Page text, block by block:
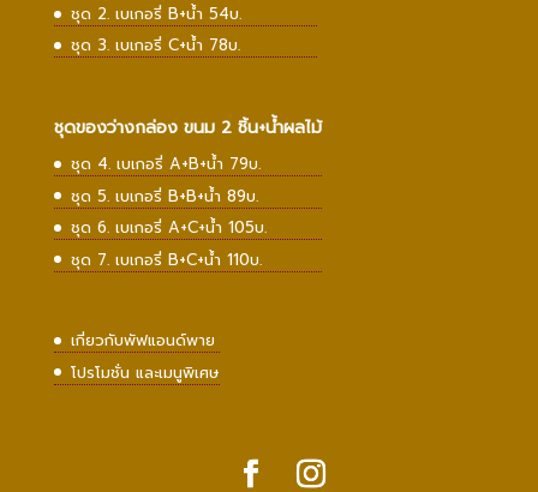
ชุด 2. เบเกอรี่ B+น้ำ 54บ.
ชุด 3. เบเกอรี่ C+น้ำ 78บ.
ชุดของว่างกล่อง ขนม 2 ชิ้น+น้ำผลไม้
ชุด 4. เบเกอรี่ A+B+น้ำ 79บ.
ชุด 5. เบเกอรี่ B+B+น้ำ 89บ.
ชุด 6. เบเกอรี่ A+C+น้ำ 105บ.
ชุด 7. เบเกอรี่ B+C+น้ำ 110บ.
เกี่ยวกับพัฟแอนด์พาย
โปรโมชั่น และเมนูพิเศษ